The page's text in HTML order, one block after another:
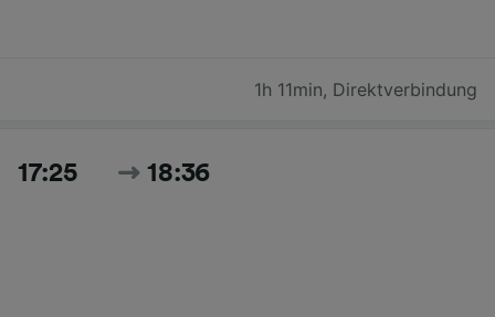
1h 11min, Direktverbindung
17:25 18:36